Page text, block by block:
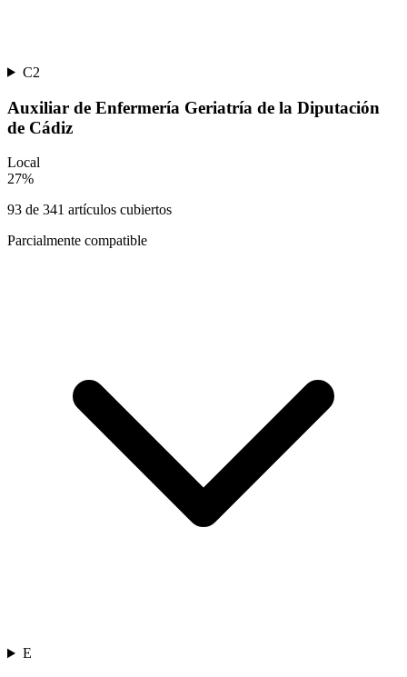
C2
Auxiliar de Enfermería Geriatría de la Diputación
de Cádiz
Local
27%
93 de 341 artículos cubiertos
Parcialmente compatible
E